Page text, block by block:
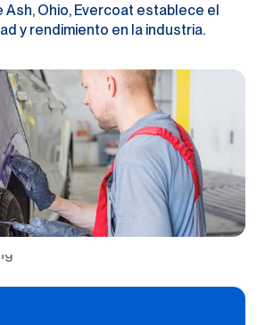
Ash, Ohio, Evercoat establece el
y rendimiento en la industria.